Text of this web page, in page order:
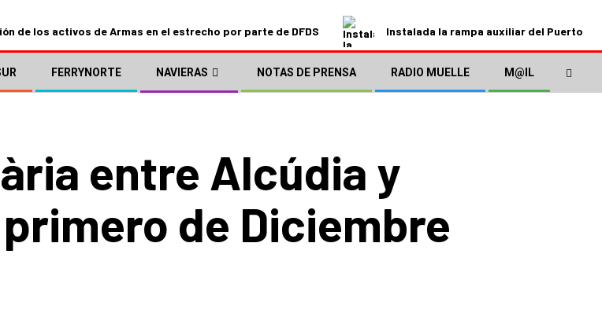
de los activos de Armas en el estrecho por parte de DFDS Instalada la rampa auxiliar del Puerto de
FERRYNORTE NAVIERAS NOTAS DE PRENSA RADIO MUELLE M@IL
entre Alcúdia y
de Diciembre